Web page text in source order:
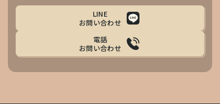
LINE
お問い合わせ
電話
お問い合わせ